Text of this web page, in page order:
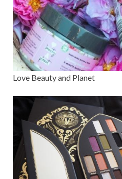
Love Beauty and Planet